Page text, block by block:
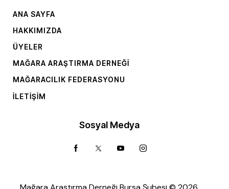
ANA SAYFA
HAKKIMIZDA
ÜYELER
MAĞARA ARAŞTIRMA DERNEĞI
MAĞARACILIK FEDERASYONU
İLETIŞIM
Sosyal Medya